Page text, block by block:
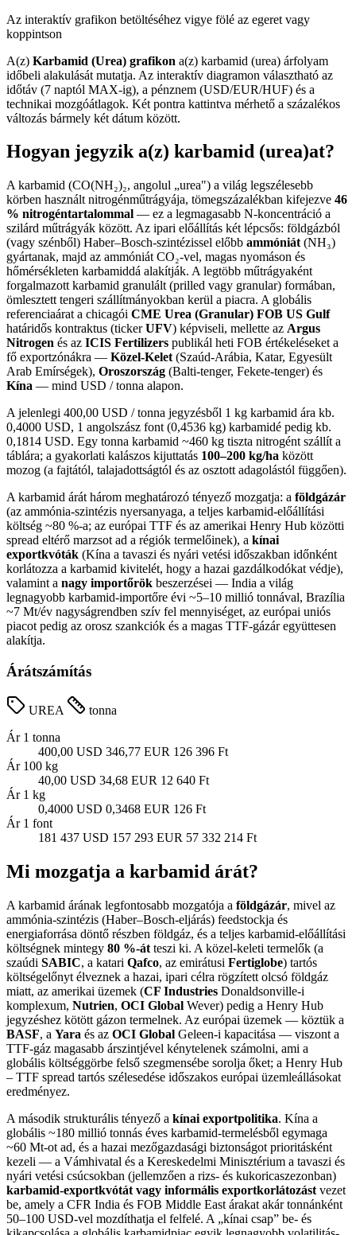
Az interaktív grafikon betöltéséhez vigye fölé az egeret vagy
koppintson
A(z) Karbamid (Urea) grafikon a(z) karbamid (urea) árfolyam
időbeli alakulását mutatja. Az interaktív diagramon választható az
időtáv (7 naptól MAX-ig), a pénznem (USD/EUR/HUF) és a
technikai mozgóátlagok. Két pontra kattintva mérhető a százalékos
változás bármely két dátum között.
Hogyan jegyzik a(z) karbamid (urea)at?
A karbamid (CO(NH₂)₂, angolul „urea") a világ legszélesebb
körben használt nitrogénműtrágyája, tömegszázalékban kifejezve 46
% nitrogéntartalommal — ez a legmagasabb N-koncentráció a
szilárd műtrágyák között. Az ipari előállítás két lépcsős: földgázból
(vagy szénből) Haber–Bosch-szintézissel előbb ammóniát (NH₃)
gyártanak, majd az ammóniát CO₂-vel, magas nyomáson és
hőmérsékleten karbamiddá alakítják. A legtöbb műtrágyaként
forgalmazott karbamid granulált (prilled vagy granular) formában,
ömlesztett tengeri szállítmányokban kerül a piacra. A globális
referenciaárat a chicagói CME Urea (Granular) FOB US Gulf
határidős kontraktus (tickerUFV) képviseli, mellette az Argus
Nitrogen és az ICIS Fertilizers publikál heti FOB értékeléseket a
fő exportzónákra — Közel-Kelet (Szaúd-Arábia, Katar, Egyesült
Arab Emírségek), Oroszország (Balti-tenger, Fekete-tenger) és
Kína — mind USD / tonna alapon.
A jelenlegi 400,00 USD / tonna jegyzésből 1 kg karbamid ára kb.
0,4000 USD, 1 angolszász font (0,4536 kg) karbamidé pedig kb.
0,1814 USD. Egy tonna karbamid ~460 kg tiszta nitrogént szállít a
táblára; a gyakorlati kalászos kijuttatás 100–200 kg/ha között
mozog (a fajtától, talajadottságtól és az osztott adagolástól függően).
A karbamid árát három meghatározó tényező mozgatja: a földgázár
(az ammónia-szintézis nyersanyaga, a teljes karbamid-előállítási
költség ~80 %-a; az európai TTF és az amerikai Henry Hub közötti
spread eltérő marzsot ad a régiók termelőinek), a kínai
exportkvóták (Kína a tavaszi és nyári vetési időszakban időnként
korlátozza a karbamid kivitelét, hogy a hazai gazdálkodókat védje),
valamint a nagy importőrök beszerzései — India a világ
legnagyobb karbamid-importőre évi ~5–10 millió tonnával, Brazília
~7 Mt/év nagyságrendben szív fel mennyiséget, az európai uniós
piacot pedig az orosz szankciók és a magas TTF-gázár együttesen
alakítja.
Árátszámítás
UREA
tonna
Ár 1 tonna
400,00 USD 346,77 EUR 126 396 Ft
Ár 100 kg
40,00 USD 34,68 EUR 12 640 Ft
Ár 1 kg
0,4000 USD 0,3468 EUR 126 Ft
Ár 1 font
181 437 USD 157 293 EUR 57 332 214 Ft
Mi mozgatja a karbamid árát?
A karbamid árának legfontosabb mozgatója a földgázár, mivel az
ammónia-szintézis (Haber–Bosch-eljárás) feedstockja és
energiaforrása döntő részben földgáz, és a teljes karbamid-előállítási
költségnek mintegy 80 %-át teszi ki. A közel-keleti termelők (a
szaúdi SABIC, a katari Qafco, az emirátusi Fertiglobe) tartós
költségelőnyt élveznek a hazai, ipari célra rögzített olcsó földgáz
miatt, az amerikai üzemek (CF Industries Donaldsonville-i
komplexum, Nutrien, OCI Global Wever) pedig a Henry Hub
jegyzéshez kötött gázon termelnek. Az európai üzemek — köztük a
BASF, a Yara és az OCI Global Geleen-i kapacitása — viszont a
TTF-gáz magasabb árszintjével kénytelenek számolni, ami a
globális költséggörbe felső szegmensébe sorolja őket; a Henry Hub
– TTF spread tartós szélesedése időszakos európai üzemleállásokat
eredményez.
A második strukturális tényező a kínai exportpolitika. Kína a
globális ~180 millió tonnás éves karbamid-termelésből egymaga
~60 Mt-ot ad, és a hazai mezőgazdasági biztonságot prioritásként
kezeli — a Vámhivatal és a Kereskedelmi Minisztérium a tavaszi és
nyári vetési csúcsokban (jellemzően a rizs- és kukoricaszezonban)
karbamid-exportkvótát vagy informális exportkorlátozást vezet
be, amely a CFR India és FOB Middle East árakat akár tonnánként
50–100 USD-vel mozdíthatja el felfelé. A „kínai csap” be- és